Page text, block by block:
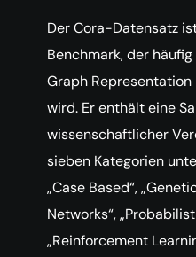
Der Cora-Datensatz
Benchmark, der
Graph
wird. Er enthält eine
wissenschaftlicher
sieben Kategorien
„Case Based“,
Networks“,
„Reinforcement